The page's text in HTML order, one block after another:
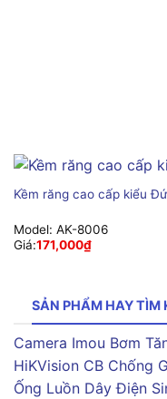
Kềm răng cao cấp kiểu
Model: AK-8006
Giá:171,000₫
SẢN PHẨM HAY TÌM
Camera Imou Bơm
HiKVision CB Chống
Ống Luồn Dây Điện